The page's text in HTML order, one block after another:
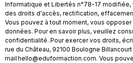
Informatique et Libertés n°78-17
des droits d'accès, rectification,
Vous pouvez à tout moment, vous
données. Pour en savoir plus, veuillez
confidentialité. Pour exercer vos droits,
rue du Château, 92100 Boulogne
mail hello@eduformaction.com. Vous